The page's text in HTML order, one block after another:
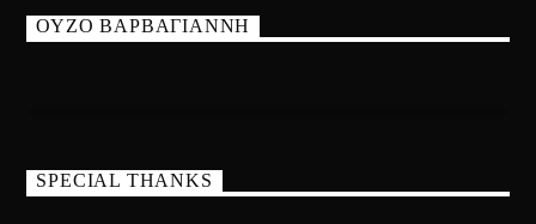
ΟΥΖΟ ΒΑΡΒΑΓΙΑΝΝΗ
SPECIAL THANKS